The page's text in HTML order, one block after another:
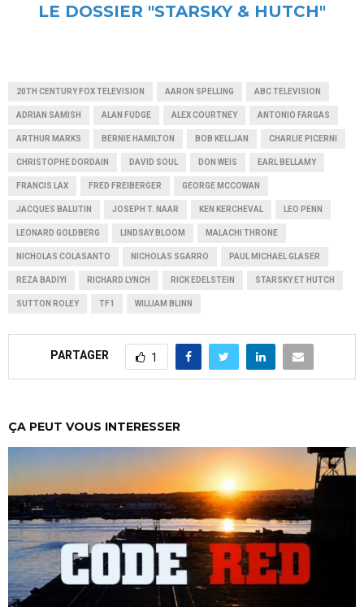
LE DOSSIER "STARSKY & HUTCH"
20TH CENTURY FOX TELEVISION AARON SPELLING ABC TELEVISION
ADRIAN SAMISH ALAN FUDGE ALEX COURTNEY ANTONIO FARGAS
ARTHUR MARKS BERNIE HAMILTON BOB KELLJAN CHARLIE PICERNI
CHRISTOPHE DORDAIN DAVID SOUL DON WEIS EARL BELLAMY
FRANCIS LAX FRED FREIBERGER GEORGE MCCOWAN
JACQUES BALUTIN JOSEPH T. NAAR KEN KERCHEVAL LEO PENN
LEONARD GOLDBERG LINDSAY BLOOM MALACHI THRONE
NICHOLAS COLASANTO NICHOLAS SGARRO PAUL MICHAEL GLASER
REZA BADIYI RICHARD LYNCH RICK EDELSTEIN STARSKY ET HUTCH
SUTTON ROLEY TF1 WILLIAM BLINN
PARTAGER 1
ÇA PEUT VOUS INTERESSER